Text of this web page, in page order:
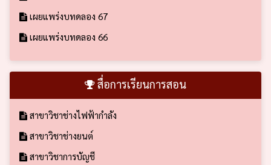
เผยแพร่งบทดลอง 67
เผยแพร่งบทดลอง 66
สื่อการเรียนการสอน
สาขาวิชาช่างไฟฟ้ากำลัง
สาขาวิชาช่างยนต์
สาขาวิชาการบัญชี